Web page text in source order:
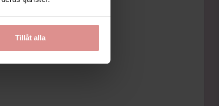
Tillåt alla